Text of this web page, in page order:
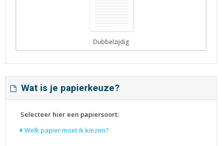
Dubbelzijdig
Wat is je papierkeuze?
Selecteer hier een papiersoort:
Welk papier moet ik kiezen?